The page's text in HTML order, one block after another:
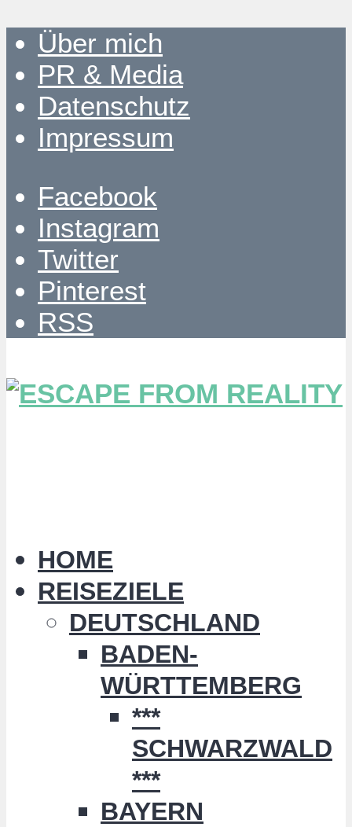
Über mich
PR & Media
Datenschutz
Impressum
Facebook
Instagram
Twitter
Pinterest
RSS
HOME
REISEZIELE
DEUTSCHLAND
BADEN-
WÜRTTEMBERG
***
SCHWARZWALD
***
BAYERN